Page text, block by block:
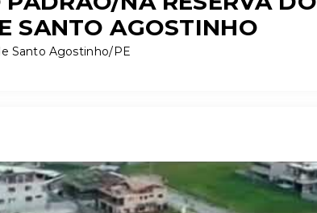
SANTO AGOSTINHO
Santo Agostinho/PE